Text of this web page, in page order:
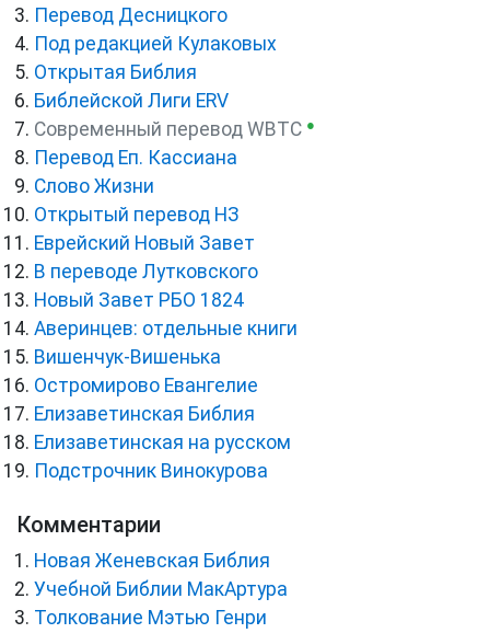
Перевод Десницкого
Под редакцией Кулаковых
Открытая Библия
Библейской Лиги ERV
Cовременный перевод WBTC ●
Перевод Еп. Кассиана
Слово Жизни
Открытый перевод НЗ
Еврейский Новый Завет
В переводе Лутковского
Новый Завет РБО 1824
Аверинцев: отдельные книги
Вишенчук-Вишенька
Остромирово Евангелие
Елизаветинская Библия
Елизаветинская на русском
Подстрочник Винокурова
Комментарии
Новая Женевская Библия
Учебной Библии МакАртура
Толкование Мэтью Генри